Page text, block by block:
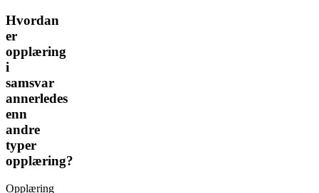
Hvordan
er
opplæring
i
samsvar
annerledes
enn
andre
typer
opplæring?
Opplæring